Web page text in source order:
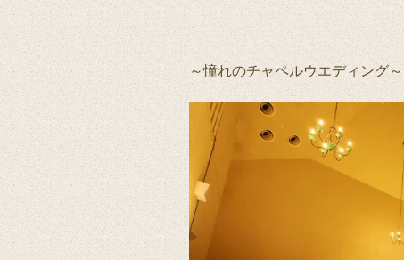
～憧れのチャペルウエディング～